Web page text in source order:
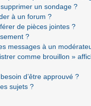
un sondage ?
à un forum ?
de pièces jointes ?
?
messages à un
comme brouillon »
d’être approuvé ?
sujets ?